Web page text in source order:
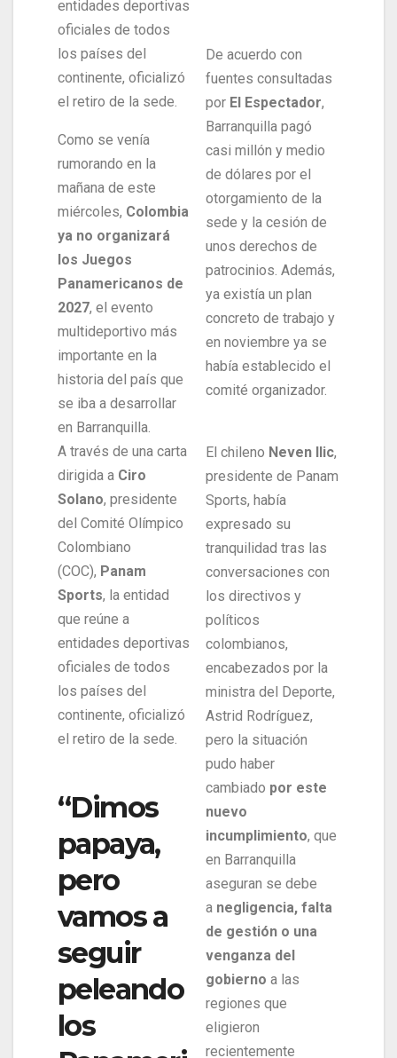
entidades deportivas
oficiales de todos
los países del
continente, oficializó
el retiro de la sede.
Como se venía
rumorando en la
mañana de este
miércoles, Colombia
ya no organizará
los Juegos
Panamericanos de
2027, el evento
multideportivo más
importante en la
historia del país que
se iba a desarrollar
en Barranquilla.
A través de una carta
dirigida a Ciro
Solano, presidente
del Comité Olímpico
Colombiano
(COC), Panam
Sports, la entidad
que reúne a
entidades deportivas
oficiales de todos
los países del
continente, oficializó
el retiro de la sede.
“Dimos
papaya,
pero
vamos a
seguir
peleando
los
De acuerdo con
fuentes consultadas
por El Espectador,
Barranquilla pagó
casi millón y medio
de dólares por el
otorgamiento de la
sede y la cesión de
unos derechos de
patrocinios. Además,
ya existía un plan
concreto de trabajo y
en noviembre ya se
había establecido el
comité organizador.
El chileno Neven Ilic,
presidente de Panam
Sports, había
expresado su
tranquilidad tras las
conversaciones con
los directivos y
políticos
colombianos,
encabezados por la
ministra del Deporte,
Astrid Rodríguez,
pero la situación
pudo haber
cambiado por este
nuevo
incumplimiento, que
en Barranquilla
aseguran se debe
a negligencia, falta
de gestión o una
venganza del
gobierno a las
regiones que
eligieron
recientemente